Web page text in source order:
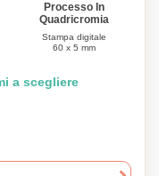
Processo In
Quadricromia
Stampa digitale
60 x 5 mm
a scegliere